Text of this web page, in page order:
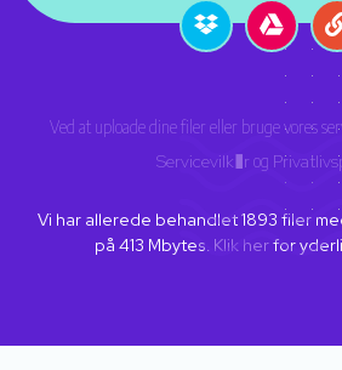
Ved at uploade dine filer eller bruge vores
Servicevilk�r og
Vi har allerede behandlet1893 filer
på 413 Mbytes. Klik herfor